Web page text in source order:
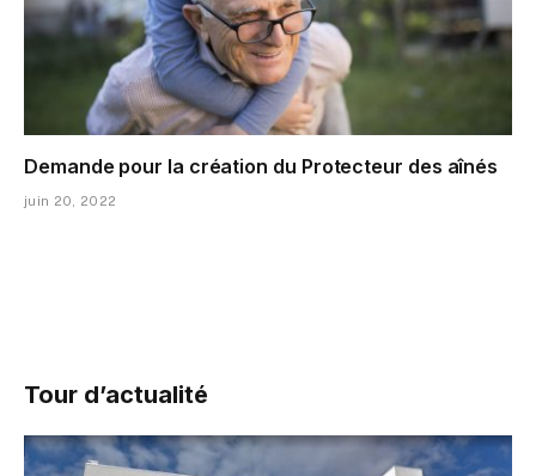
Demande pour la création du Protecteur des aînés
juin 20, 2022
Tour d’actualité